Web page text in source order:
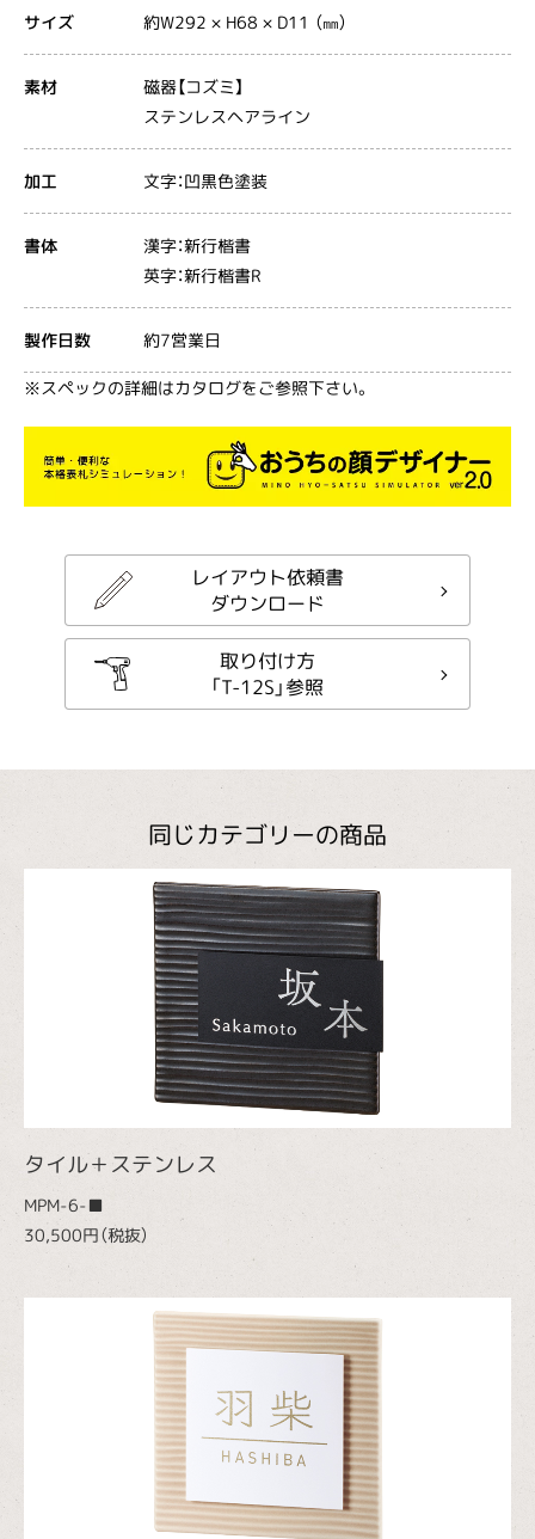
サイズ 約W292 × H68 × D11 （㎜）
素材 磁器【コズミ】
ステンレスヘアライン
加工 文字：凹黒色塗装
書体 漢字：新行楷書
英字：新行楷書R
製作日数 約7営業日
※スペックの詳細はカタログをご参照下さい。
レイアウト依頼書
ダウンロード
取り付け方
「T-12S」参照
同じカテゴリーの商品
タイル＋ステンレス
MPM-6-■
30,500円（税抜）